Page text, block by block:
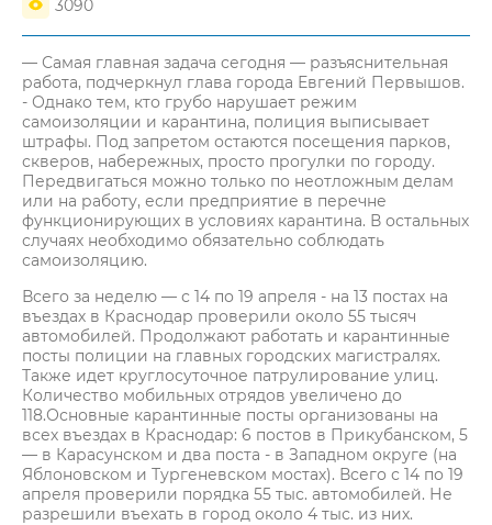
3090
— Самая главная задача сегодня — разъяснительная
работа, подчеркнул глава города Евгений Первышов.
- Однако тем, кто грубо нарушает режим
самоизоляции и карантина, полиция выписывает
штрафы. Под запретом остаются посещения парков,
скверов, набережных, просто прогулки по городу.
Передвигаться можно только по неотложным делам
или на работу, если предприятие в перечне
функционирующих в условиях карантина. В остальных
случаях необходимо обязательно соблюдать
самоизоляцию.
Всего за неделю — с 14 по 19 апреля - на 13 постах на
въездах в Краснодар проверили около 55 тысяч
автомобилей. Продолжают работать и карантинные
посты полиции на главных городских магистралях.
Также идет круглосуточное патрулирование улиц.
Количество мобильных отрядов увеличено до
118.Основные карантинные посты организованы на
всех въездах в Краснодар: 6 постов в Прикубанском, 5
— в Карасунском и два поста - в Западном округе (на
Яблоновском и Тургеневском мостах). Всего с 14 по 19
апреля проверили порядка 55 тыс. автомобилей. Не
разрешили въехать в город около 4 тыс. из них.